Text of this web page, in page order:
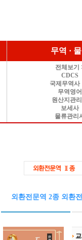
무역 ·
전체보기
CDCS
국제무역사
무역영어
원산지관
보세사
물류관리
외환전문역 2종 외환